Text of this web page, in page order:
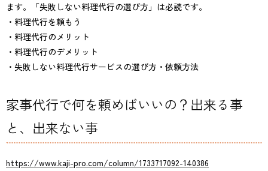
ます。「失敗しない料理代行の選び方」は必読です。
・料理代行を頼もう
・料理代行のメリット
・料理代行のデメリット
・失敗しない料理代行サービスの選び方・依頼方法
家事代行で何を頼めばいいの？出来る事
と、出来ない事
https://www.kaji-pro.com/column/1733717092-140386